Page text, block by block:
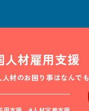
人材雇用支援
人材のお困り事はなんでも